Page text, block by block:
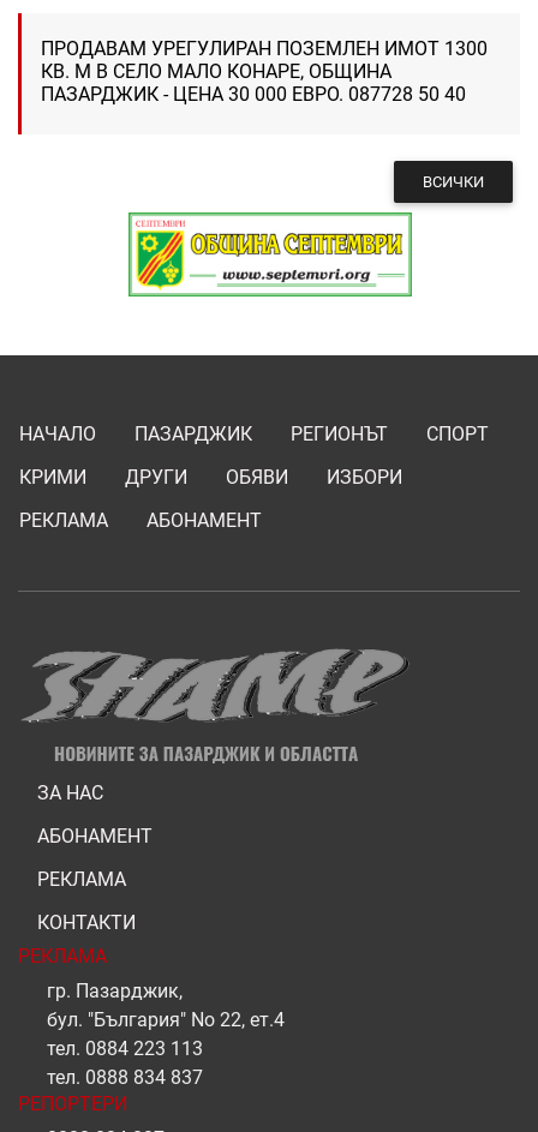
ПРОДАВАМ УРЕГУЛИРАН ПОЗЕМЛЕН ИМОТ 1300
КВ. М В СЕЛО МАЛО КОНАРЕ, ОБЩИНА
ПАЗАРДЖИК - ЦЕНА 30 000 ЕВРО. 087728 50 40
ВСИЧКИ
НАЧАЛО ПАЗАРДЖИК РЕГИОНЪТ
СПОРТ
КРИМИ
ДРУГИ ОБЯВИ
ИЗБОРИ
РЕКЛАМА
АБОНАМЕНТ
ЗА НАС
АБОНАМЕНТ
РЕКЛАМА
КОНТАКТИ
РЕКЛАМА
гр. Пазарджик,
бул. "България" No 22, ет.4
тел. 0884 223 113
тел. 0888 834 837
РЕПОРТЕРИ